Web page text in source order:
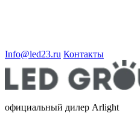
Info@led23.ru Контакты
официальный дилер Arlight